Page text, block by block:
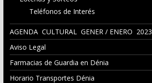
Teléfonos de Interés
AGENDA CULTURAL GENER / ENERO 2023
Aviso Legal
Farmacias de Guardia en Dénia
Horario Transportes Dénia